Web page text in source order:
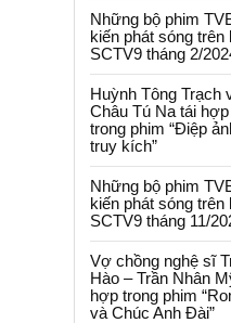
Những bộ phim
kiến phát sóng trên
SCTV9 tháng 2/
Huỳnh Tông Trạch
Châu Tú Na tái hợp
trong phim “Điệp
truy kích”
Những bộ phim
kiến phát sóng trên
SCTV9 tháng 11/
Vợ chồng nghệ sĩ
Hào – Trần Nhân
hợp trong phim
và Chúc Anh Đài”